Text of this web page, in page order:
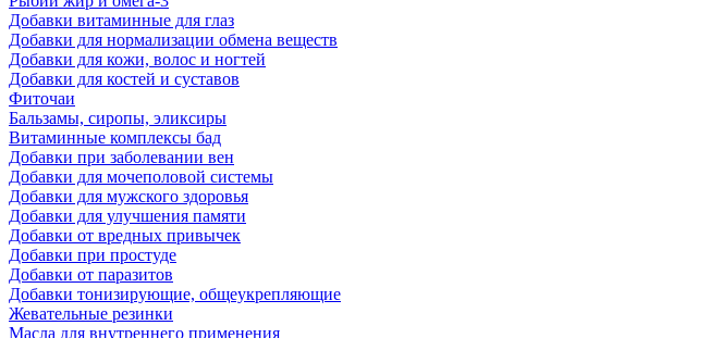
Добавки витаминные для глаз
Добавки для нормализации обмена веществ
Добавки для кожи, волос и ногтей
Добавки для костей и суставов
Фиточаи
Бальзамы, сиропы, эликсиры
Витаминные комплексы бад
Добавки при заболевании вен
Добавки для мочеполовой системы
Добавки для мужского здоровья
Добавки для улучшения памяти
Добавки от вредных привычек
Добавки при простуде
Добавки от паразитов
Добавки тонизирующие, общеукрепляющие
Жевательные резинки
Масла для внутреннего применения